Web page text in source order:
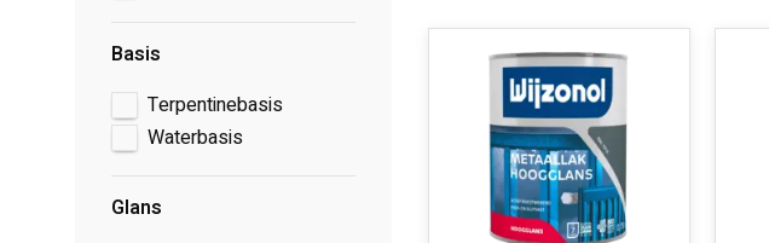
Basis
Terpentinebasis
Waterbasis
Glans